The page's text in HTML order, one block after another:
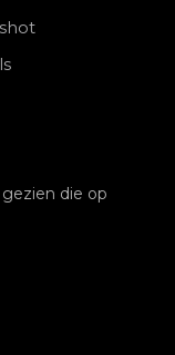
die op